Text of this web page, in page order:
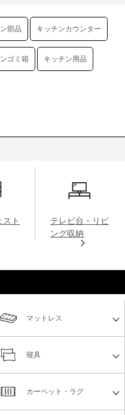
部品 キッチンカウンター
ゴミ箱 キッチン用品
スト
テレビ台・リビ
ング収納
マットレス
寝具
カーペット・ラグ